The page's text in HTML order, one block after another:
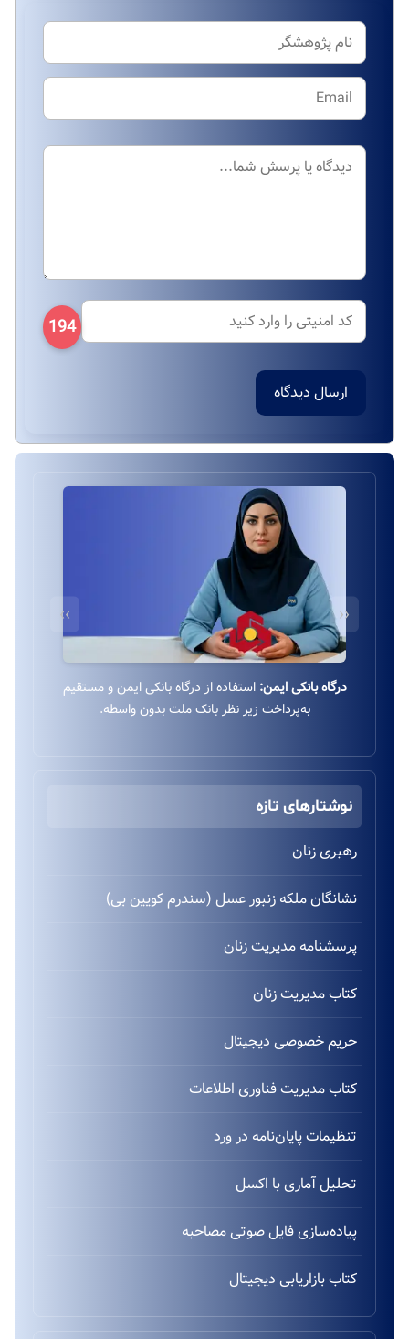
194
ارسال دیدگاه
درگاه بانکی ایمن: استفاده از درگاه بانکی ایمن و مستقیم
به‌پرداخت زیر نظر بانک ملت بدون واسطه.
‹‹
››
نوشتارهای تازه
رهبری زنان
نشانگان ملکه زنبور عسل (سندرم کویین بی)
پرسشنامه مدیریت زنان
کتاب مدیریت زنان
حریم خصوصی دیجیتال
کتاب مدیریت فناوری اطلاعات
تنظیمات پایان‌نامه در ورد
تحلیل آماری با اکسل
پیاده‌سازی فایل صوتی مصاحبه
کتاب بازاریابی دیجیتال